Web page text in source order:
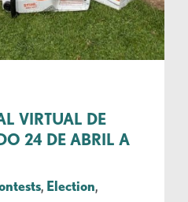
VIRTUAL DE
24 DE ABRIL A
Election